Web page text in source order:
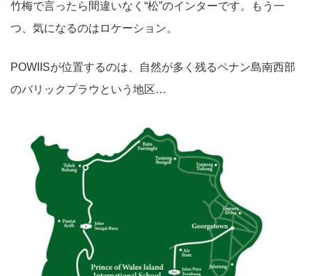
竹梅で言ったら間違いなく“松”のインターです。もう一
つ、気になるのはロケーション。
POWIISが位置するのは、自然が多く残るペナン島南西部
のバリックプラウという地区…